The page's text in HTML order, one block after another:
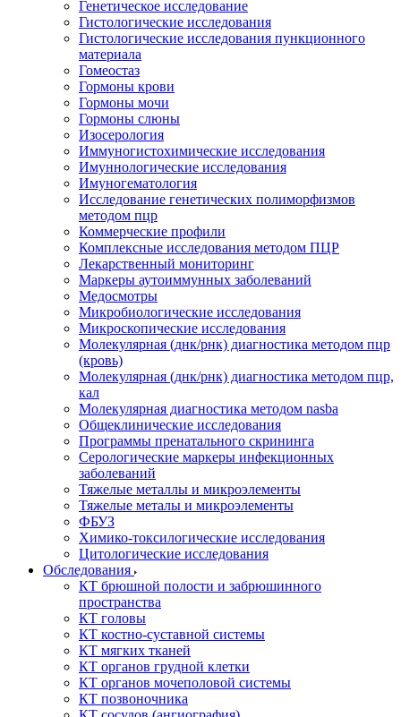
Генетическое исследование
Гистологические исследования
Гистологические исследования пункционного
материала
Гомеостаз
Гормоны крови
Гормоны мочи
Гормоны слюны
Изосерология
Иммуногистохимические исследования
Имуннологические исследования
Имуногематология
Исследование генетических полиморфизмов
методом пцр
Коммерческие профили
Комплексные исследования методом ПЦР
Лекарственный мониторинг
Маркеры аутоиммунных заболеваний
Медосмотры
Микробиологические исследования
Микроскопические исследования
Молекулярная (днк/рнк) диагностика методом пцр
(кровь)
Молекулярная (днк/рнк) диагностика методом пцр,
кал
Молекулярная диагностика методом nasba
Общеклинические исследования
Программы пренатального скрининга
Серологические маркеры инфекционных
заболеваний
Тяжелые металлы и микроэлементы
Тяжелые металы и микроэлементы
ФБУЗ
Химико-токсилогические исследования
Цитологические исследования
Обследования
КТ брюшной полости и забрюшинного
пространства
КТ головы
КТ костно-суставной системы
КТ мягких тканей
КТ органов грудной клетки
КТ органов мочеполовой системы
КТ позвоночника